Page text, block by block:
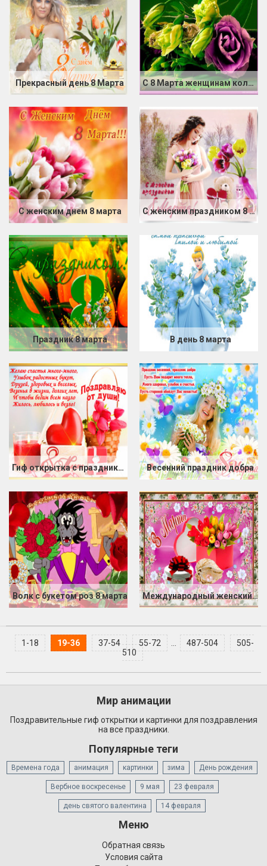
Прекрасный день 8 Марта С 8 Марта женщинам коллегам
С женским днем 8 марта С женским праздником 8 марта
Праздник 8 марта В день 8 марта
Гиф открытка с праздником 8 марта в стихах Весенний праздник добра
Волк с букетом роз 8 марта Международный женский день
1-18 19-36 37-54 55-72 ... 487-504
505-
510
Мир анимации
Поздравительные гиф открытки и картинки для поздравления
на все праздники.
Популярные теги
Времена года анимация картинки зима День рождения
Вербное воскресенье 9 мая 23 февраля
день святого валентина 14 февраля
Меню
Обратная связь
Условия сайта